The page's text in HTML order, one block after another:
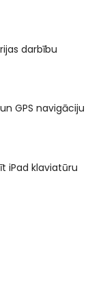
darbību
GPS navigāciju
iPad klaviatūru